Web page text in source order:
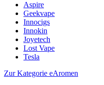
Aspire
Geekvape
Innocigs
Innokin
Joyetech
Lost Vape
Tesla
Zur Kategorie eAromen